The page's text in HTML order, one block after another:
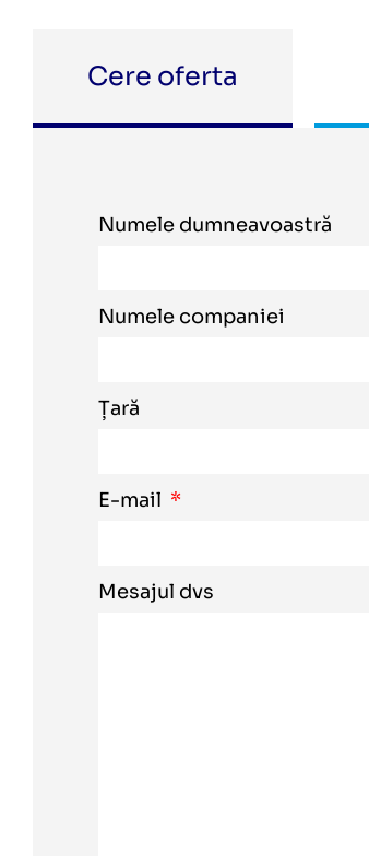
Cere oferta
Numele dumneavoastră
Numele companiei
Țară
E-mail
Mesajul dvs